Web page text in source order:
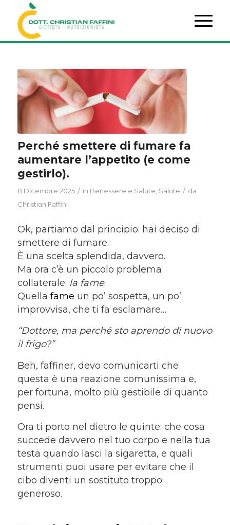
Perché smettere di fumare fa
aumentare l’appetito (e come
gestirlo).
8 Dicembre 2025 / in Benessere e Salute Salute / da
Christian Faffini
Ok, partiamo dal principio: hai deciso di
smettere di fumare.
È una scelta splendida, davvero.
Ma ora c’è un piccolo problema
collaterale: la fame.
Quella fame un po’ sospetta, un po’
improvvisa, che ti fa esclamare…
“Dottore, ma perché sto aprendo di nuovo
il frigo?”
Beh, faffiner, devo comunicarti che
questa è una reazione comunissima e,
per fortuna, molto più gestibile di quanto
pensi.
Ora ti porto nel dietro le quinte: che cosa
succede davvero nel tuo corpo e nella tua
testa quando lasci la sigaretta, e quali
strumenti puoi usare per evitare che il
cibo diventi un sostituto troppo…
generoso.